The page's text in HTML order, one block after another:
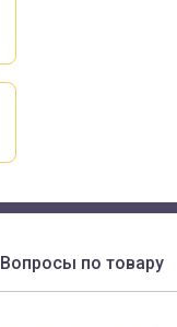
Вопросы по товару